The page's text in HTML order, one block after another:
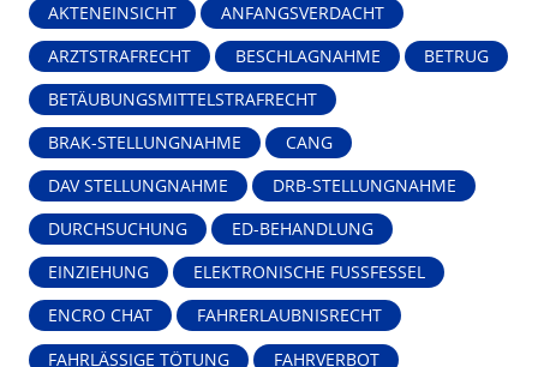
AKTENEINSICHT ANFANGSVERDACHT
ARZTSTRAFRECHT BESCHLAGNAHME BETRUG
BETÄUBUNGSMITTELSTRAFRECHT
BRAK-STELLUNGNAHME CANG
DAV STELLUNGNAHME DRB-STELLUNGNAHME
DURCHSUCHUNG ED-BEHANDLUNG
EINZIEHUNG ELEKTRONISCHE FUSSFESSEL
ENCRO CHAT FAHRERLAUBNISRECHT
FAHRLÄSSIGE TÖTUNG FAHRVERBOT